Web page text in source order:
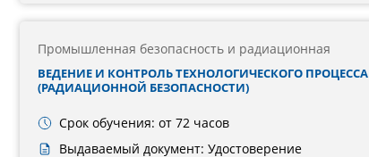
Промышленная безопасность и радиационная
ВЕДЕНИЕ И КОНТРОЛЬ ТЕХНОЛОГИЧЕСКОГО ПРОЦЕССА
(РАДИАЦИОННОЙ БЕЗОПАСНОСТИ)
Срок обучения: от 72 часов
Выдаваемый документ: Удостоверение